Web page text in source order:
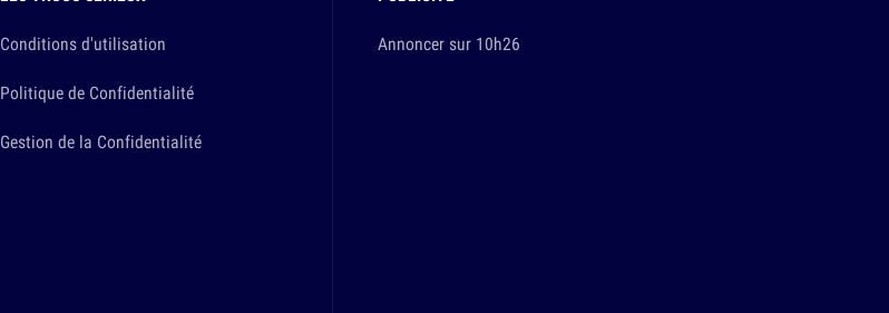
Conditions d'utilisation
Politique de Confidentialité
Gestion de la Confidentialité
Annoncer sur 10h26